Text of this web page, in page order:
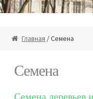
навигации
содержимому
Главная / Семена
Семена